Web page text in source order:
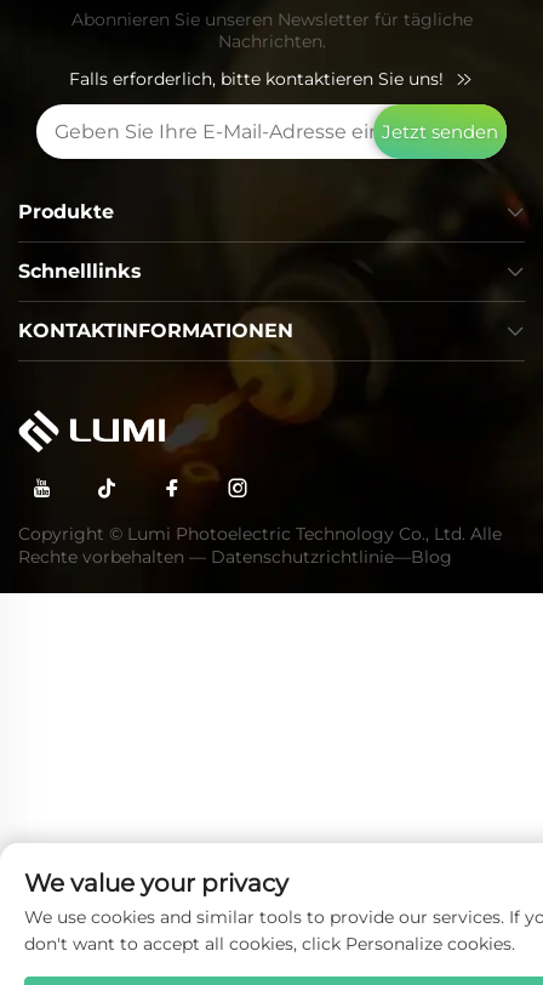
Abonnieren Sie unseren Newsletter für tägliche
Nachrichten.
Falls erforderlich, bitte kontaktieren Sie uns!
Jetzt senden
Schnelllinks
Produkte
KONTAKTINFORMATIONEN
Copyright © Lumi Photoelectric Technology Co., Ltd. Alle
Rechte vorbehalten — Datenschutzrichtlinie—Blog
We value your privacy
We use cookies and similar tools to provide our services. If
don't want to accept all cookies, click Personalize cookies.